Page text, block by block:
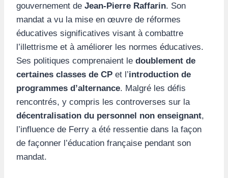
gouvernement de Jean-Pierre Raffarin. Son
mandat a vu la mise en œuvre de réformes
éducatives significatives visant à combattre
l’illettrisme et à améliorer les normes éducatives.
Ses politiques comprenaient le doublement de
certaines classes de CP et l’introduction de
programmes d’alternance. Malgré les défis
rencontrés, y compris les controverses sur la
décentralisation du personnel non enseignant,
l’influence de Ferry a été ressentie dans la façon
de façonner l’éducation française pendant son
mandat.